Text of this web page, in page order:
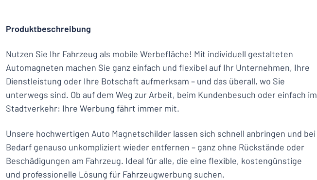
Produktbeschreibung
Nutzen Sie Ihr Fahrzeug als mobile Werbefläche! Mit individuell gestalteten
Automagneten machen Sie ganz einfach und flexibel auf Ihr Unternehmen, Ihre
Dienstleistung oder Ihre Botschaft aufmerksam – und das überall, wo Sie
unterwegs sind. Ob auf dem Weg zur Arbeit, beim Kundenbesuch oder einfach im
Stadtverkehr: Ihre Werbung fährt immer mit.
Unsere hochwertigen Auto Magnetschilder lassen sich schnell anbringen und bei
Bedarf genauso unkompliziert wieder entfernen – ganz ohne Rückstände oder
Beschädigungen am Fahrzeug. Ideal für alle, die eine flexible, kostengünstige
und professionelle Lösung für Fahrzeugwerbung suchen.